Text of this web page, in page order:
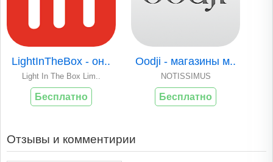
LightInTheBox - он..
Light In The Box Lim..
Бесплатно
Oodji - магазины м..
NOTISSIMUS
Бесплатно
Отзывы и комментирии